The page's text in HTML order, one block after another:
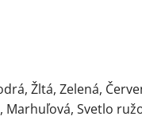
Žltá, Zelená,
Svetlo